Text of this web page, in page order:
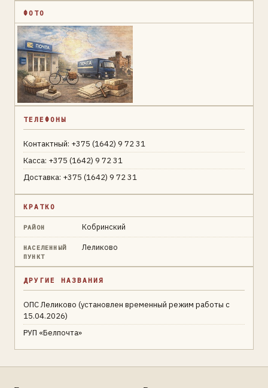
ФОТО
ТЕЛЕФОНЫ
Контактный: +375 (1642) 9 72 31
Касса: +375 (1642) 9 72 31
Доставка: +375 (1642) 9 72 31
КРАТКО
РАЙОН Кобринский
НАСЕЛЕННЫЙ
ПУНКТ
Леликово
ДРУГИЕ НАЗВАНИЯ
ОПС Леликово (установлен временный режим работы с
15.04.2026)
РУП «Белпочта»